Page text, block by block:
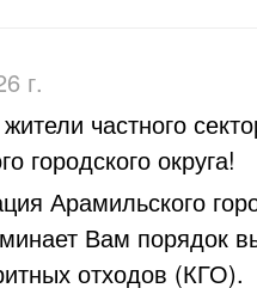
г.
частного
городского округа!
Арамильского
Вам порядок
отходов (КГО).